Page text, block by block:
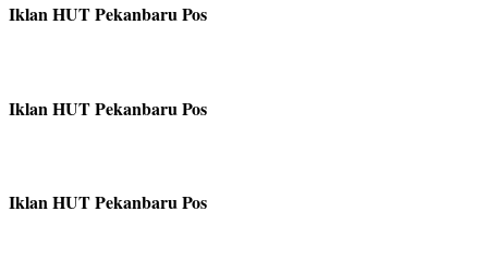
Iklan HUT Pekanbaru Pos
Iklan HUT Pekanbaru Pos
Iklan HUT Pekanbaru Pos